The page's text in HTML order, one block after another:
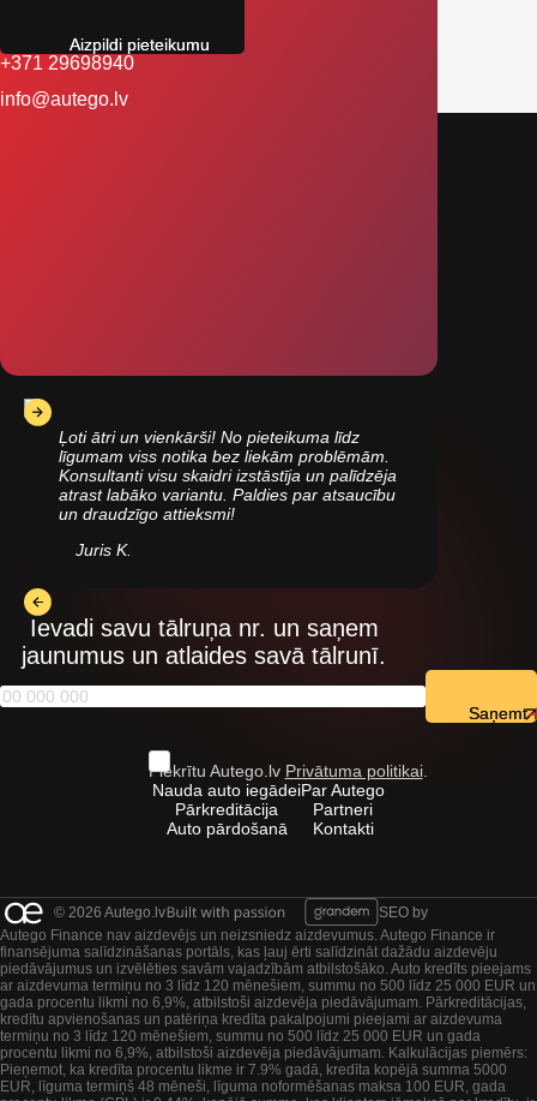
+371 29698940
info@autego.lv
Ļoti ātri un vienkārši! No pieteikuma līdz
līgumam viss notika bez liekām problēmām.
Konsultanti visu skaidri izstāstīja un palīdzēja
atrast labāko variantu. Paldies par atsaucību
un draudzīgo attieksmi!
Juris K.
Ievadi savu tālruņa nr. un saņem
jaunumus un atlaides savā tālrunī.
Piekrītu Autego.lv Privātuma politikai.
Nauda auto iegādei
Pārkreditācija
Auto pārdošanā
Par Autego
Partneri
Kontakti
© 2026 Autego.lv
SEO by
Autego Finance nav aizdevējs un neizsniedz aizdevumus. Autego Finance ir
finansējuma salīdzināšanas portāls, kas ļauj ērti salīdzināt dažādu aizdevēju
piedāvājumus un izvēlēties savām vajadzībām atbilstošāko. Auto kredīts pieejams
ar aizdevuma termiņu no 3 līdz 120 mēnešiem, summu no 500 līdz 25 000 EUR un
gada procentu likmi no 6,9%, atbilstoši aizdevēja piedāvājumam. Pārkreditācijas,
kredītu apvienošanas un patēriņa kredīta pakalpojumi pieejami ar aizdevuma
termiņu no 3 līdz 120 mēnešiem, summu no 500 līdz 25 000 EUR un gada
procentu likmi no 6,9%, atbilstoši aizdevēja piedāvājumam. Kalkulācijas piemērs:
Pieņemot, ka kredīta procentu likme ir 7.9% gadā, kredīta kopējā summa 5000
EUR, līguma termiņš 48 mēneši, līguma noformēšanas maksa 100 EUR, gada